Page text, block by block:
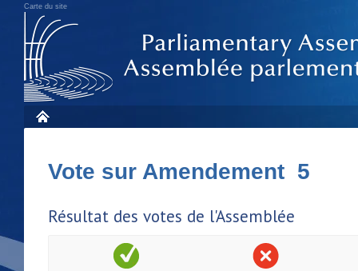
Carte du site
Vote sur Amendement 5
Résultat des votes de l'Assemblée